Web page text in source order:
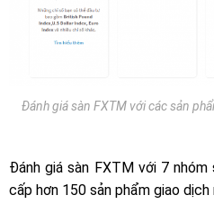
Đánh giá sàn FXTM với các sản
Đánh giá sàn FXTM với 7
cấp hơn 150 sản phẩm giao dịch